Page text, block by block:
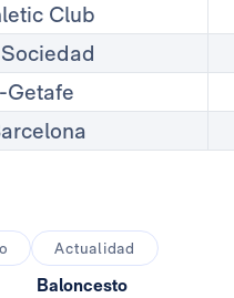
Club
Getafe
Actualidad
Baloncesto